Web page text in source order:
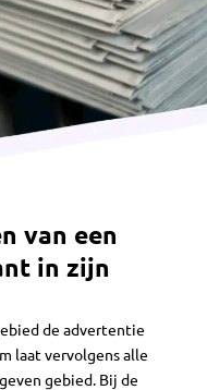
van een
in zijn
de advertentie
laat vervolgens alle
gebied. Bij de